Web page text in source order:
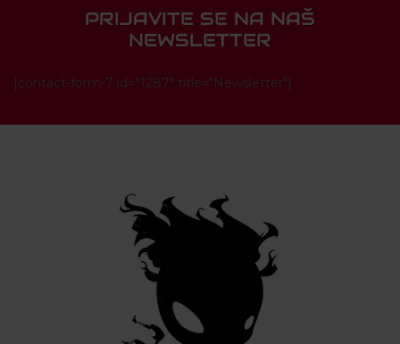
PRIJAVITE SE NA NAŠ
NEWSLETTER
[contact-form-7 id="1287" title="Newsletter"]